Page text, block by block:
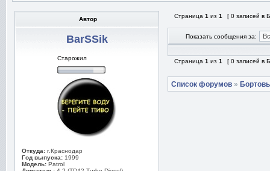
Автор
BarSSik
Старожил
Откуда: г.Краснодар
Год выпуска: 1999
Модель: Patrol
Страница 1 из 1 [ 0 записей в
Показать сообщения за:
Страница 1 из 1 [ 0 записей в
Список форумов »